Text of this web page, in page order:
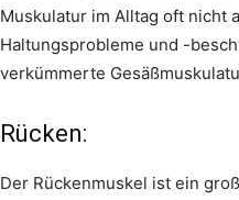
Muskulatur im Alltag oft nicht
Haltungsprobleme und -
verkümmerte
Rücken:
Der Rückenmuskel ist ein